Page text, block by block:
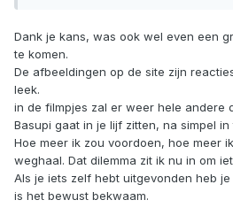
Dank je kans, was ook wel even een
te komen.
De afbeeldingen op de site zijn
leek.
in de filmpjes zal er weer hele andere
Basupi gaat in je lijf zitten, na simpel
Hoe meer ik zou voordoen, hoe meer
weghaal. Dat dilemma zit ik nu in om
Als je iets zelf hebt uitgevonden heb
is het bewust bekwaam.